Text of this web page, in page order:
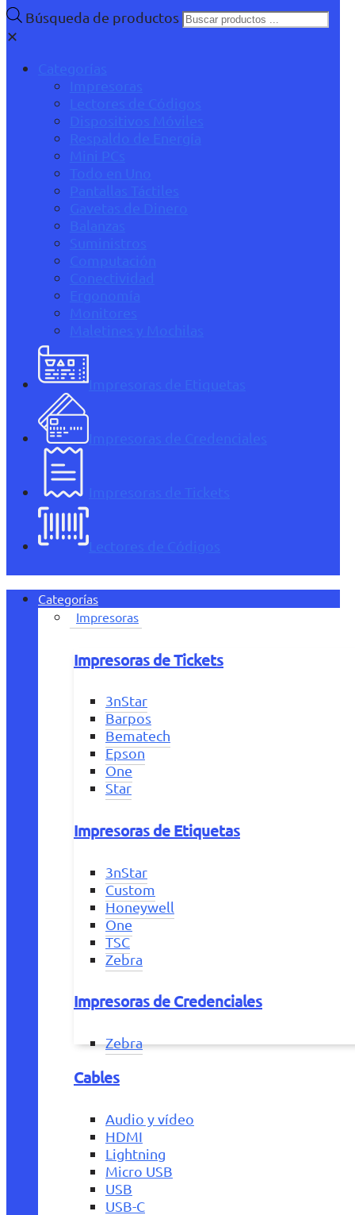
Búsqueda de productos
✕
Categorías
Impresoras
Lectores de Códigos
Dispositivos Móviles
Respaldo de Energía
Mini PCs
Todo en Uno
Pantallas Táctiles
Gavetas de Dinero
Balanzas
Suministros
Computación
Conectividad
Ergonomía
Monitores
Maletines y Mochilas
Impresoras de Etiquetas
Impresoras de Credenciales
Impresoras de Tickets
Lectores de Códigos
Categorías
Impresoras
Impresoras de Tickets
3nStar
Barpos
Bematech
Epson
One
Star
Impresoras de Etiquetas
3nStar
Custom
Honeywell
One
TSC
Zebra
Impresoras de Credenciales
Zebra
Cables
Audio y vídeo
HDMI
Lightning
Micro USB
USB
USB-C